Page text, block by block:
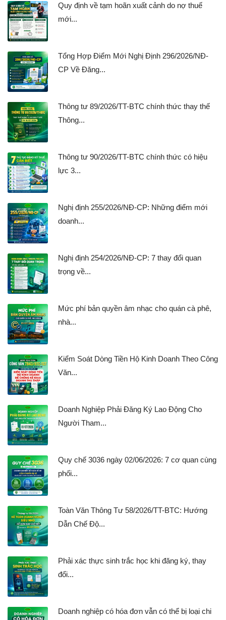
Quy định về tạm hoãn xuất cảnh do nợ thuế
mới...
Tổng Hợp Điểm Mới Nghị Định 296/2026/NĐ-
CP Về Đăng...
Thông tư 89/2026/TT-BTC chính thức thay thế
Thông...
Thông tư 90/2026/TT-BTC chính thức có hiệu
lực 3...
Nghị định 255/2026/NĐ-CP: Những điểm mới
doanh...
Nghị định 254/2026/NĐ-CP: 7 thay đổi quan
trọng về...
Mức phí bản quyền âm nhạc cho quán cà phê,
nhà...
Kiểm Soát Dòng Tiền Hộ Kinh Doanh Theo Công
Văn...
Doanh Nghiệp Phải Đăng Ký Lao Động Cho
Người Tham...
Quy chế 3036 ngày 02/06/2026: 7 cơ quan cùng
phối...
Toàn Văn Thông Tư 58/2026/TT-BTC: Hướng
Dẫn Chế Độ...
Phải xác thực sinh trắc học khi đăng ký, thay
đổi...
Doanh nghiệp có hóa đơn vẫn có thể bị loại chi